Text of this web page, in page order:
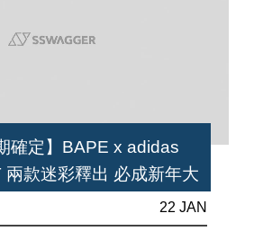
確定】BAPE x adidas
兩款迷彩釋出 必成新年大
22 JAN